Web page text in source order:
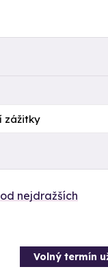
od nejdražších
Volný termín